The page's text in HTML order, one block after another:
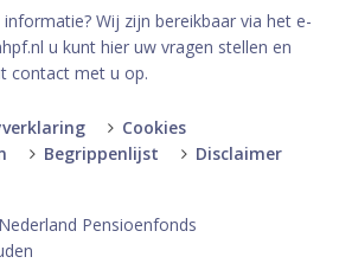
Wij zijn bereikbaar via het e-
u kunt hier uw vragen stellen en
contact met u op.
Cookies
Begrippenlijst
Disclaimer
Pensioenfonds